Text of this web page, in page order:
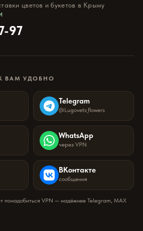
цветов и букетов в Крыму
97
ВАМ УДОБНО
Telegram
@Lugovets_flowers
WhatsApp
через VPN
ВКонтакте
сообщения
понадобиться VPN — надёжнее Telegram, MAX